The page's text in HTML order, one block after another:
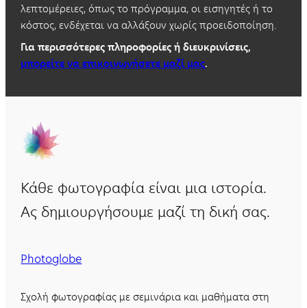
λεπτομέρειες, όπως το πρόγραμμα, οι εισηγητές ή το
κόστος, ενδέχεται να αλλάξουν χωρίς προειδοποίηση.
Για περισσότερες πληροφορίες ή διευκρινίσεις,
μπορείτε να επικοινωνήσετε μαζί μας.
Κάθε φωτογραφία είναι μια ιστορία.
Ας δημιουργήσουμε μαζί τη δική σας.
Photoglobe
Σχολή φωτογραφίας με σεμινάρια και μαθήματα στη